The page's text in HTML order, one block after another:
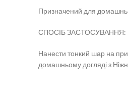
Призначений для
СПОСІБ ЗАСТОСУВАННЯ:
Нанести тонкий шар на
домашньому догляді з